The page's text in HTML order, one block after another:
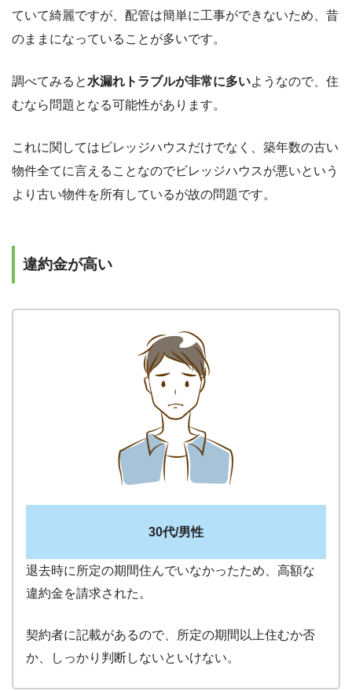
ていて綺麗ですが、配管は簡単に工事ができないため、昔
のままになっていることが多いです。
調べてみると 水漏れトラブルが非常に多いようなので、住
むなら問題となる可能性があります。
これに関してはビレッジハウスだけでなく、築年数の古い
物件全てに言えることなのでビレッジハウスが悪いという
より古い物件を所有しているが故の問題です。
違約金が高い
30代/男性
退去時に所定の期間住んでいなかったため、高額な
違約金を請求された。
契約者に記載があるので、所定の期間以上住むか否
か、しっかり判断しないといけない。